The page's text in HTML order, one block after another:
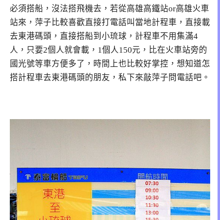
必須搭船，沒法搭飛機去，若從高雄高鐵站or高雄火車
站來，萍子比較喜歡直接打電話叫當地計程車，直接載
去東港碼頭，直接搭船到小琉球，計程車不用集滿4
人，只要2個人就會載，1個人150元，比在火車站旁的
國光號等車方便多了，時間上也比較好掌控，想知道怎
搭計程車去東港碼頭的朋友，私下來敲萍子問電話吧。